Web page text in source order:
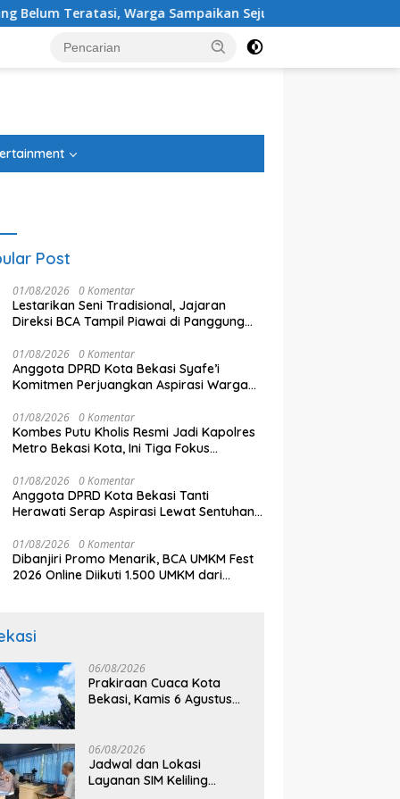
Warga Sampaikan Sejumlah Tuntutan
DPRD Kota Bekasi Sardi
Ganggu Pelayanan
Ditahan Imbang Singapura 1-1,
Post
01/08/2026 0 Komentar
Lestarikan Seni Tradisional, Jajaran
Direksi BCA Tampil Piawai di Panggung
01/08/2026 0 Komentar
Anggota DPRD Kota Bekasi Syafe’i
Komitmen Perjuangkan Aspirasi Warga
01/08/2026 0 Komentar
Kombes Putu Kholis Resmi Jadi Kapolres
Metro Bekasi Kota, Ini Tiga Fokus
01/08/2026 0 Komentar
Anggota DPRD Kota Bekasi Tanti
Herawati Serap Aspirasi Lewat Sentuhan
01/08/2026 0 Komentar
Dibanjiri Promo Menarik, BCA UMKM Fest
2026 Online Diikuti 1.500 UMKM dari
06/08/2026
Prakiraan Cuaca Kota
Bekasi, Kamis 6 Agustus
06/08/2026
Jadwal dan Lokasi
Layanan SIM Keliling